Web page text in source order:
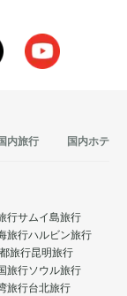
内旅行 国内ホテル
行サムイ島旅行
旅行ハルビン旅行
旅行昆明旅行
旅行ソウル旅行
旅行台北旅行